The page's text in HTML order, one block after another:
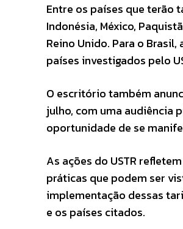
Entre os países que terão
Indonésia, México,
Reino Unido. Para o
países investigados pelo
O escritório também
julho, com uma audiência
oportunidade de se
As ações do USTR
práticas que podem ser
implementação dessas
e os países citados.